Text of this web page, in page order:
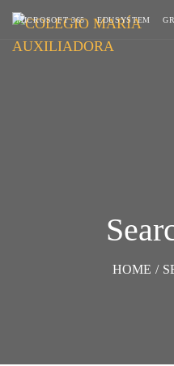
MICROSOFT 365 EDUSYSTEM
HOME /